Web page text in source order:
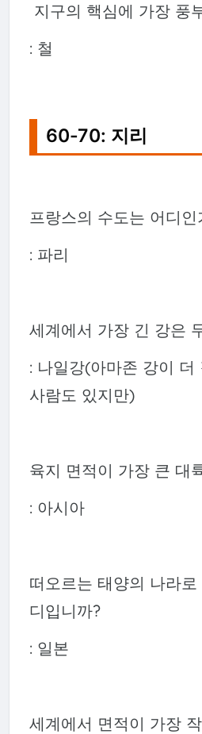
지구의 핵심에 가장 풍
: 철
60-70: 지리
프랑스의 수도는 어디인
: 파리
세계에서 가장 긴 강은
: 나일강(아마존 강이 더
사람도 있지만)
육지 면적이 가장 큰 대
: 아시아
떠오르는 태양의 나라
디입니까?
: 일본
세계에서 면적이 가장